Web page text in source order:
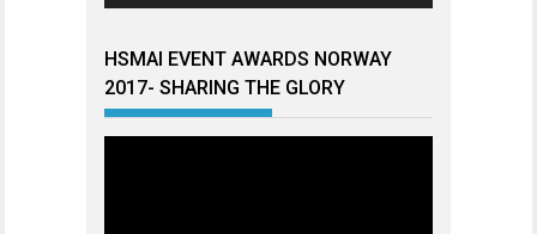
HSMAI EVENT AWARDS NORWAY
2017- SHARING THE GLORY